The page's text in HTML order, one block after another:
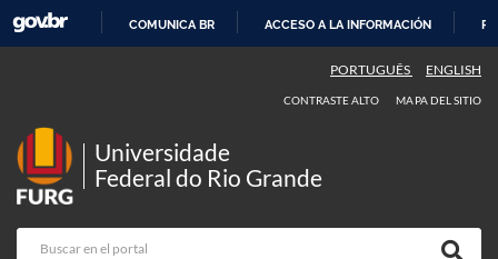
CONTENIDO
COMUNICA BR ACCESO A LA INFORMACIÓN
PORTUGUÊS ENGLISH
CONTRASTE ALTO MAPA DEL SITIO
Universidade
Federal do Rio Grande